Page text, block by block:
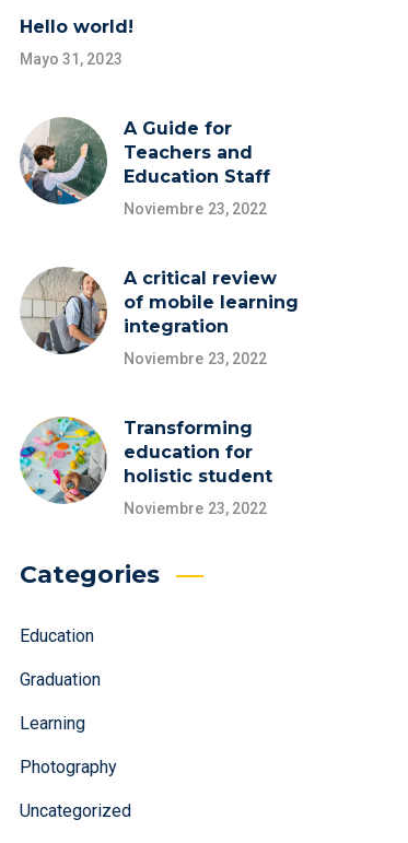
Hello world!
Mayo 31, 2023
A Guide for
Teachers and
Education Staff
Noviembre 23, 2022
A critical review
of mobile learning
integration
Noviembre 23, 2022
Transforming
education for
holistic student
Noviembre 23, 2022
Categories
Education
Graduation
Learning
Photography
Uncategorized